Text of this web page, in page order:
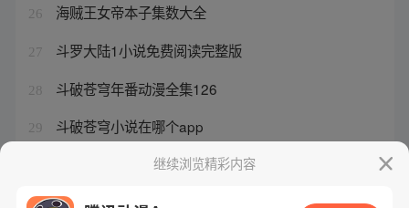
26 海贼王女帝本子集数大全
27 斗罗大陆1小说免费阅读完整版
28 斗破苍穹年番动漫全集126
29 斗破苍穹小说在哪个app
斗破苍穹全集在线观看动画片
继续浏览精彩内容